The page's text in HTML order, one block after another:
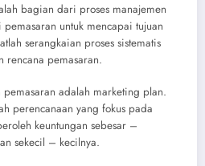
bagian dari proses manajemen
untuk mencapai tujuan
serangkaian proses sistematis
rencana pemasaran.
adalah marketing plan.
perencanaan yang fokus pada
keuntungan sebesar –
sekecil – kecilnya.